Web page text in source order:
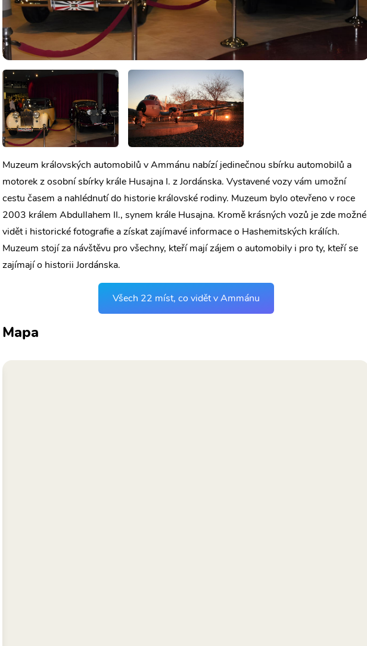
Muzeum královských automobilů v Ammánu nabízí jedinečnou sbírku automobilů a
motorek z osobní sbírky krále Husajna I. z Jordánska. Vystavené vozy vám umožní
cestu časem a nahlédnutí do historie královské rodiny. Muzeum bylo otevřeno v roce
2003 králem Abdullahem II., synem krále Husajna. Kromě krásných vozů je zde možné
vidět i historické fotografie a získat zajímavé informace o Hashemitských králích.
Muzeum stojí za návštěvu pro všechny, kteří mají zájem o automobily i pro ty, kteří se
zajímají o historii Jordánska.
Všech 22 míst, co vidět v Ammánu
Mapa